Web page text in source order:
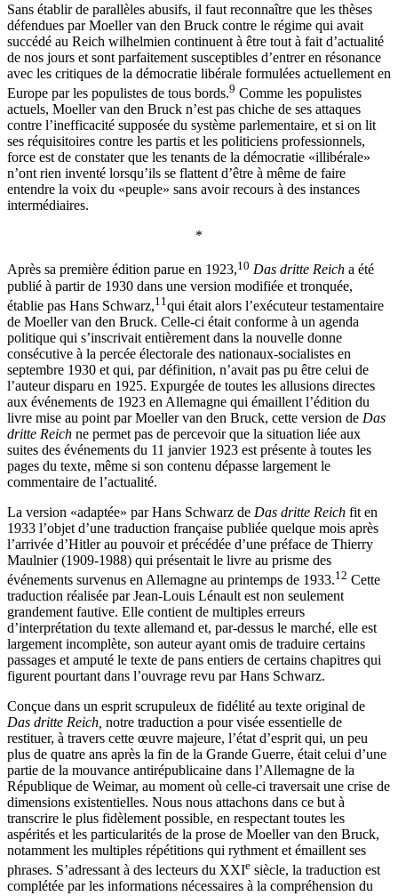
Sans établir de parallèles abusifs, il faut reconnaître que les thèses
défendues par Moeller van den Bruck contre le régime qui avait
succédé au Reich wilhelmien continuent à être tout à fait d’actualité
de nos jours et sont parfaitement susceptibles d’entrer en résonance
avec les critiques de la démocratie libérale formulées actuellement en
Europe par les populistes de tous bords.9 Comme les populistes
actuels, Moeller van den Bruck n’est pas chiche de ses attaques
contre l’inefficacité supposée du système parlementaire, et si on lit
ses réquisitoires contre les partis et les politiciens professionnels,
force est de constater que les tenants de la démocratie «illibérale»
n’ont rien inventé lorsqu’ils se flattent d’être à même de faire
entendre la voix du «peuple» sans avoir recours à des instances
intermédiaires.
*
Après sa première édition parue en 1923,10 Das dritte Reich a été
publié à partir de 1930 dans une version modifiée et tronquée,
établie pas Hans Schwarz,11 qui était alors l’exécuteur testamentaire
de Moeller van den Bruck. Celle-ci était conforme à un agenda
politique qui s’inscrivait entièrement dans la nouvelle donne
consécutive à la percée électorale des nationaux-socialistes en
septembre 1930 et qui, par définition, n’avait pas pu être celui de
l’auteur disparu en 1925. Expurgée de toutes les allusions directes
aux événements de 1923 en Allemagne qui émaillent l’édition du
livre mise au point par Moeller van den Bruck, cette version de Das
dritte Reich ne permet pas de percevoir que la situation liée aux
suites des événements du 11 janvier 1923 est présente à toutes les
pages du texte, même si son contenu dépasse largement le
commentaire de l’actualité.
La version «adaptée» par Hans Schwarz de Das dritte Reich fit en
1933 l’objet d’une traduction française publiée quelque mois après
l’arrivée d’Hitlerau pouvoir et précédée d’une préface de Thierry
Maulnier(1909-1988) qui présentait le livre au prisme des
événements survenus en Allemagne au printemps de 1933.12 Cette
traduction réalisée par Jean-Louis Lénault est non seulement
grandement fautive. Elle contient de multiples erreurs
d’interprétation du texte allemand et, par-dessus le marché, elle est
largement incomplète, son auteur ayant omis de traduire certains
passages et amputé le texte de pans entiers de certains chapitres qui
figurent pourtant dans l’ouvrage revu par Hans Schwarz.
Conçue dans un esprit scrupuleux de fidélité au texte original de
Das dritte Reich, notre traduction a pour visée essentielle de
restituer, à travers cette œuvre majeure, l’état d’esprit qui, un peu
plus de quatre ans après la fin de la Grande Guerre, était celui d’une
partie de la mouvance antirépublicaine dans l’Allemagne de la
République de Weimar, au moment où celle-ci traversait une crise de
dimensions existentielles. Nous nous attachons dans ce but à
transcrire le plus fidèlement possible, en respectant toutes les
aspérités et les particularités de la prose de Moeller van den Bruck,
notamment les multiples répétitions qui rythment et émaillent ses
phrases. S’adressant à des lecteurs du XXIe siècle, la traduction est
complétée par les informations nécessaires à la compréhension du